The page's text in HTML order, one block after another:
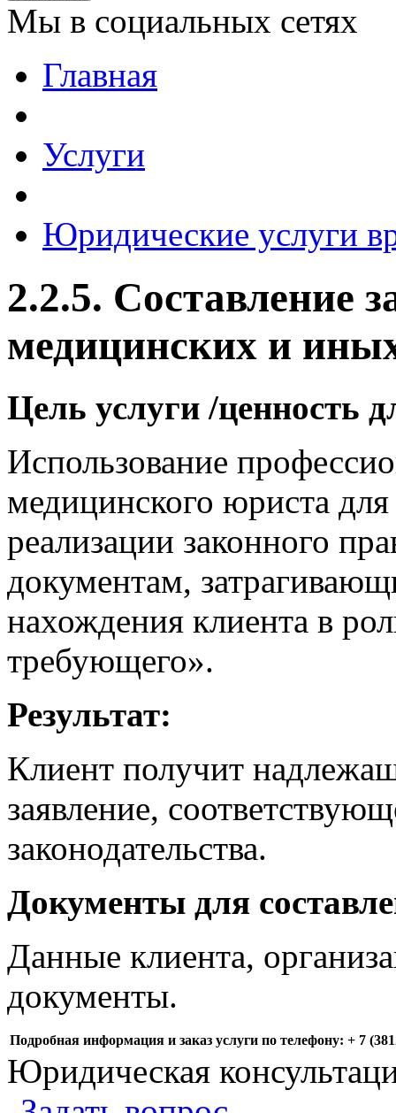
Мы в социальных сетях
Главная
Услуги
Юридические услуги
2.2.5. Составление
медицинских и
Цель услуги /ценность
Использование
медицинского юриста для
реализации законного
документам,
нахождения клиента в
требующего».
Результат:
Клиент получит
заявление,
законодательства.
Документы для
Данные клиента,
документы.
Подробная информация и заказ услуги по телефону: + 7
Юридическая